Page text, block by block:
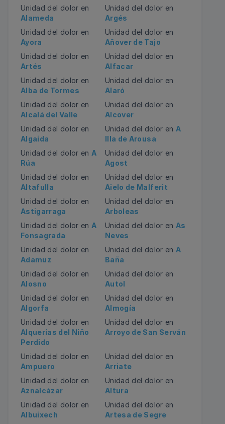
Unidad del dolor en
Alameda
Unidad del dolor en
Argés
Unidad del dolor en
Ayora
Unidad del dolor en
Añover de Tajo
Unidad del dolor en
Artés
Unidad del dolor en
Alfacar
Unidad del dolor en
Alba de Tormes
Unidad del dolor en
Alaró
Unidad del dolor en
Alcalá del Valle
Unidad del dolor en
Alcover
Unidad del dolor en
Algaida
Unidad del dolor en A
Illa de Arousa
Unidad del dolor en A
Rúa
Unidad del dolor en
Agost
Unidad del dolor en
Altafulla
Unidad del dolor en
Aielo de Malferit
Unidad del dolor en
Astigarraga
Unidad del dolor en
Arboleas
Unidad del dolor en A
Fonsagrada
Unidad del dolor en As
Neves
Unidad del dolor en
Adamuz
Unidad del dolor en A
Baña
Unidad del dolor en
Alosno
Unidad del dolor en
Autol
Unidad del dolor en
Algorfa
Unidad del dolor en
Almogía
Unidad del dolor en
Alquerías del Niño
Perdido
Unidad del dolor en
Arroyo de San Serván
Unidad del dolor en
Ampuero
Unidad del dolor en
Arriate
Unidad del dolor en
Aznalcázar
Unidad del dolor en
Altura
Unidad del dolor en
Albuixech
Unidad del dolor en
Artesa de Segre